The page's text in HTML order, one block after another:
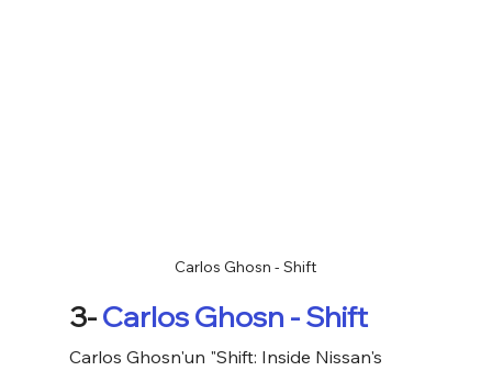
Carlos Ghosn - Shift
3- Carlos Ghosn - Shift
Carlos Ghosn'un "Shift: Inside Nissan's